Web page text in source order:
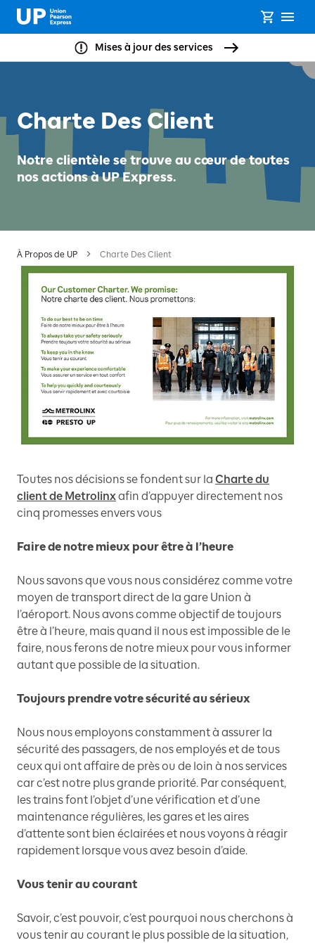
Mises à jour des services
Charte Des Client
Notre clientèle se trouve au cœur de toutes
nos actions à UP Express.
À Propos de UP Charte Des Client
Toutes nos décisions se fondent sur la Charte du
client de Metrolinxafin d’appuyer directement nos
cinq promesses envers vous
Faire de notre mieux pour être à l’heure
Nous savons que vous nous considérez comme votre
moyen de transport direct de la gare Union à
l’aéroport. Nous avons comme objectif de toujours
être à l’heure, mais quand il nous est impossible de le
faire, nous ferons de notre mieux pour vous informer
autant que possible de la situation.
Toujours prendre votre sécurité au sérieux
Nous nous employons constamment à assurer la
sécurité des passagers, de nos employés et de tous
ceux qui ont affaire de près ou de loin à nos services
car c’est notre plus grande priorité. Par conséquent,
les trains font l’objet d’une vérification et d’une
maintenance régulières, les gares et les aires
d’attente sont bien éclairées et nous voyons à réagir
rapidement lorsque vous avez besoin d’aide.
Vous tenir au courant
Savoir, c’est pouvoir, c’est pourquoi nous cherchons à
vous tenir au courant le plus possible de la situation,